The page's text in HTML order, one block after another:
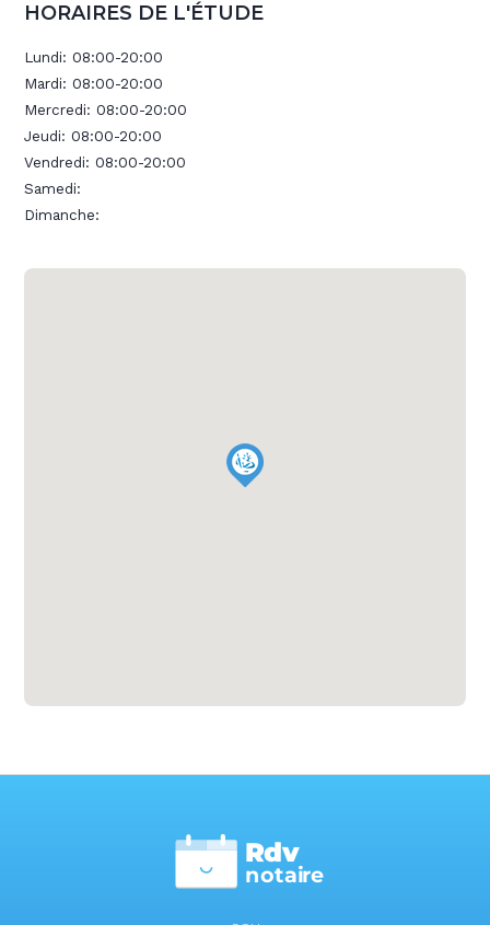
HORAIRES DE L'ÉTUDE
Lundi:08:00-20:00
Mardi:08:00-20:00
Mercredi:08:00-20:00
Jeudi:08:00-20:00
Vendredi:08:00-20:00
Samedi:
Dimanche:
notaire
Rdv